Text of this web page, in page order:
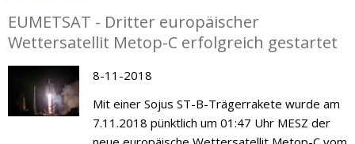
EUMETSAT - Dritter europäischer
Wettersatellit Metop-C erfolgreich gestartet
8-11-2018
Mit einer Sojus ST-B-Trägerrakete wurde am
7.11.2018 pünktlich um 01:47 Uhr MESZ der